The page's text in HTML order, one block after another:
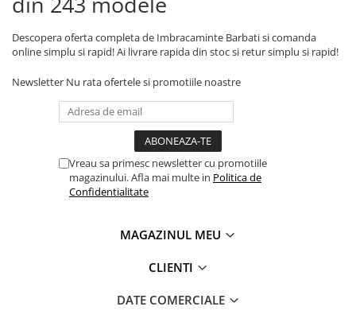
Descopera oferta completa de Imbracaminte Barbati si comanda
online simplu si rapid! Ai livrare rapida din stoc si retur simplu si rapid!
Newsletter Nu rata ofertele si promotiile noastre
Vreau sa primesc newsletter cu promotiile
magazinului. Afla mai multe in Politica de
Confidentialitate
MAGAZINUL MEU
CLIENTI
DATE COMERCIALE